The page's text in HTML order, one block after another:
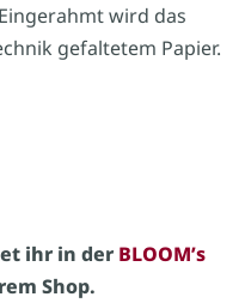
wird das
gefaltetem Papier.
ihr in der BLOOM’s
Shop.